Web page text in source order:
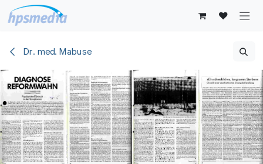
Zum Inhalt springen
Dr. med. Mabuse